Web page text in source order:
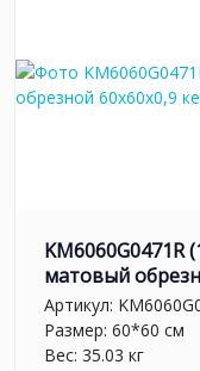
KM6060G0471R
матовый
Артикул:
Размер: 60*60 см
Вес: 35.03 кг